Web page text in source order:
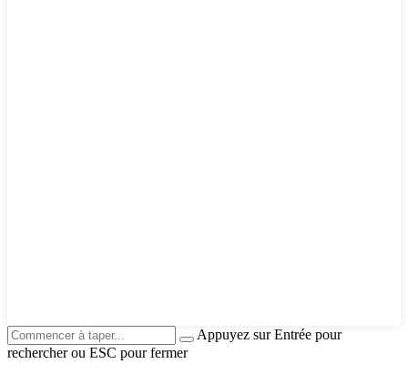
Appuyez sur Entrée pour
rechercher ou ESC pour fermer